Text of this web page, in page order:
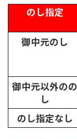
のし指定
御中元のし
御中元以外のの
し
のし指定なし